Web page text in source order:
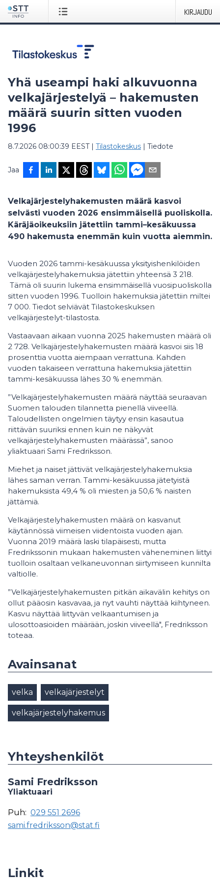
KIRJAUDU
Yhä useampi haki alkuvuonna
velkajärjestelyä – hakemusten
määrä suurin sitten vuoden
1996
8.7.2026 08:00:39 EEST| Tilastokeskus | Tiedote
Jaa
Velkajärjestelyhakemusten määrä kasvoi
selvästi vuoden 2026 ensimmäisellä puoliskolla.
Käräjäoikeuksiin jätettiin tammi–kesäkuussa
490 hakemusta enemmän kuin vuotta aiemmin.
Vuoden 2026 tammi-kesäkuussa yksityishenkilöiden
velkajärjestelyhakemuksia jätettiin yhteensä 3 218.
Tämä oli suurin lukema ensimmäisellä vuosipuoliskolla
sitten vuoden 1996. Tuolloin hakemuksia jätettiin miltei
7 000. Tiedot selviävät Tilastokeskuksen
velkajärjestelyt-tilastosta.
Vastaavaan aikaan vuonna 2025 hakemusten määrä oli
2 728. Velkajärjestelyhakemusten määrä kasvoi siis 18
prosenttia vuotta aiempaan verrattuna. Kahden
vuoden takaiseen verrattuna hakemuksia jätettiin
tammi-kesäkuussa lähes 30 % enemmän.
”Velkajärjestelyhakemusten määrä näyttää seuraavan
Suomen talouden tilannetta pienellä viiveellä.
Taloudellisten ongelmien täytyy ensin kasautua
riittävän suuriksi ennen kuin ne näkyvät
velkajärjestelyhakemusten määrässä”, sanoo
yliaktuaari Sami Fredriksson.
Miehet ja naiset jättivät velkajärjestelyhakemuksia
lähes saman verran. Tammi-kesäkuussa jätetyistä
hakemuksista 49,4 % oli miesten ja 50,6 % naisten
jättämiä.
Velkajärjestelyhakemusten määrä on kasvanut
käytännössä viimeisen viidentoista vuoden ajan.
Vuonna 2019 määrä laski tilapäisesti, mutta
Fredrikssonin mukaan hakemusten väheneminen liittyi
tuolloin osaltaan velkaneuvonnan siirtymiseen kunnilta
valtiolle.
”Velkajärjestelyhakemusten pitkän aikavälin kehitys on
ollut pääosin kasvavaa, ja nyt vauhti näyttää kiihtyneen.
Kasvu näyttää liittyvän velkaantumisen ja
ulosottoasioiden määrään, joskin viiveellä", Fredriksson
toteaa.
Avainsanat
velka velkajärjestelyt
velkajärjestelyhakemus
Yhteyshenkilöt
Sami Fredriksson
Yliaktuaari
Puh: 029 551 2696
sami.fredriksson@stat.fi
Linkit